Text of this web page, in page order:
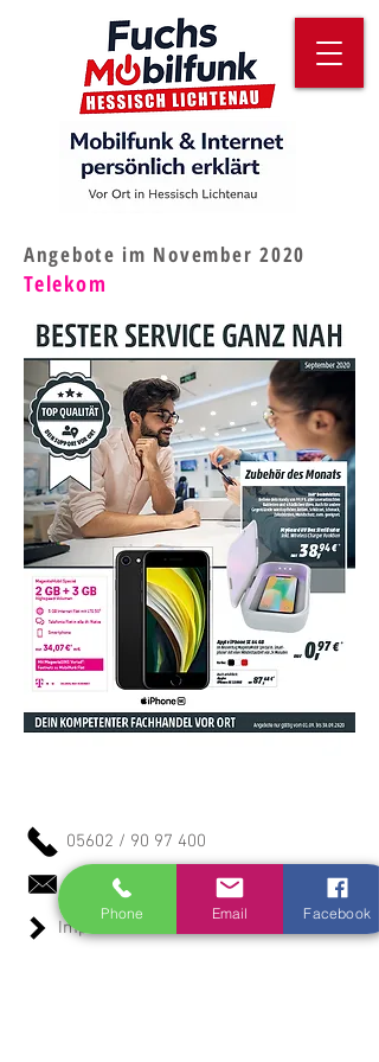
Angebote im November 2020
Telekom
05602 / 90 97 400
kontakt@fuchs-mobilfunk.de
Impressum
Phone Email Facebook